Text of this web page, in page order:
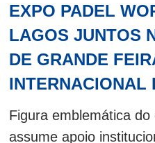
EXPO PADEL
LAGOS JUNTOS
DE GRANDE
INTERNACIONAL
Figura emblemática
assume apoio